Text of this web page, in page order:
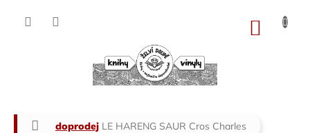
Domů
doprodej LE HARENG SAUR Cros Charles